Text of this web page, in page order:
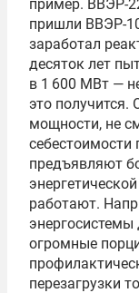
пример. ВВЭР-
пришли ВВЭР-
заработал
десяток лет
в 1 600 МВт —
это
мощности, не
себестоимости
предъявляют
работают.
огромные
перезагрузки